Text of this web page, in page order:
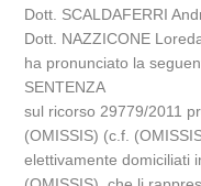
Dott. SCALDAFERRI
Dott. NAZZICONE
ha pronunciato la
SENTENZA
sul ricorso 29779/2011
(OMISSIS) (c.f.
elettivamente domiciliati